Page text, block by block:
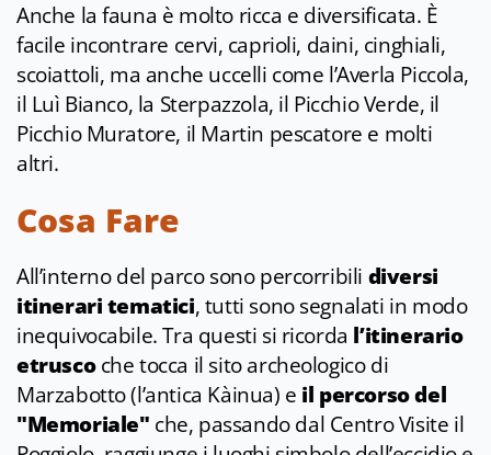
Anche la fauna è molto ricca e diversificata. È
facile incontrare cervi, caprioli, daini, cinghiali,
scoiattoli, ma anche uccelli come l’Averla Piccola,
il Luì Bianco, la Sterpazzola, il Picchio Verde, il
Picchio Muratore, il Martin pescatore e molti
altri.
Cosa Fare
All’interno del parco sono percorribili diversi
itinerari tematici, tutti sono segnalati in modo
inequivocabile. Tra questi si ricorda l’itinerario
etruscoche tocca il sito archeologico di
Marzabotto (l’antica Kàinua) e il percorso del
"Memoriale" che, passando dal Centro Visite il